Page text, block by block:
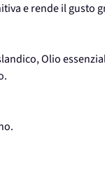
e rende il gusto
Olio